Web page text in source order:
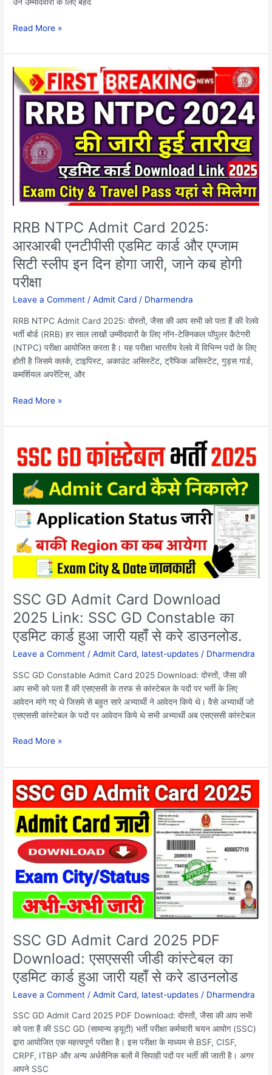
उन उम्मीदवारों के लिए बेहद
Read More »
RRB NTPC Admit Card 2025:
आरआरबी एनटीपीसी एडमिट कार्ड और एग्जाम
सिटी स्लीप इन दिन होगा जारी, जाने कब होगी
परीक्षा
Leave a Comment /Admit Card / Dharmendra
RRB NTPC Admit Card 2025: दोस्तों, जैसा की आप सभी को पता हैं की रेलवे
भर्ती बोर्ड (RRB) हर साल लाखों उम्मीदवारों के लिए नॉन-टेक्निकल पॉपुलर कैटेगरी
(NTPC) परीक्षा आयोजित करता है। यह परीक्षा भारतीय रेलवे में विभिन्न पदों के लिए
होती है जिसमे क्लर्क, टाइपिस्ट, अकाउंट असिस्टेंट, ट्रैफिक असिस्टेंट, गुड्स गार्ड,
कमर्शियल अपरेंटिस, और
RRB
NTPC
Admit
2025:
आरआरबी
एनटीपीसी
एडमिट
कार्ड
एग्जाम
सिटी
स्लीप
इन
दिन
होगा
जारी,
जाने
होगी
Read More »
SSC GD Admit Card Download
2025 Link: SSC GD Constable का
एडमिट कार्ड हुआ जारी यहाँ से करे डाउनलोड.
Leave a Comment /Admit Card, latest-updates / Dharmendra
SSC GD Constable Admit Card 2025 Download: दोस्तों, जैसा की
आप सभी को पता हैं की एसएससी के तरफ से कांस्टेबल के पदों पर भर्ती के लिए
आवेदन मांगे गए थे जिसमे से बहुत सारे अभ्यार्थी ने आवेदन किये थे। वैसे अभ्यार्थी जो
एसएससी कांस्टेबल के पदों पर आवेदन किये थे सभी अभ्यार्थी अब एसएससी कांस्टेबल
SSC
GD
Admit
Card
Download
2025
Link:
SSC
GD
Constable
का
एडमिट
कार्ड
हुआ
जारी
यहाँ
से
करे
डाउनलोड.
Read More »
SSC GD Admit Card 2025 PDF
Download: एसएससी जीडी कांस्टेबल का
एडमिट कार्ड हुआ जारी यहाँ से करे डाउनलोड
Leave a Comment /Admit Card, latest-updates / Dharmendra
SSC GD Admit Card 2025 PDF Download: दोस्तों, जैसा की आप सभी
को पता हैं की SSC GD (सामान्य ड्यूटी) भर्ती परीक्षा कर्मचारी चयन आयोग (SSC)
द्वारा आयोजित एक महत्वपूर्ण परीक्षा है। इस परीक्षा के माध्यम से BSF, CISF,
CRPF, ITBP और अन्य अर्धसैनिक बलों में सिपाही पदों पर भर्ती की जाती है। अगर
आपने SSC
SSC
GD
Admit
Card
2025
PDF
Download:
एसएससी
जीडी
कांस्टेबल
का
एडमिट
कार्ड
हुआ
जारी
यहाँ
से
करे
डाउनलोड